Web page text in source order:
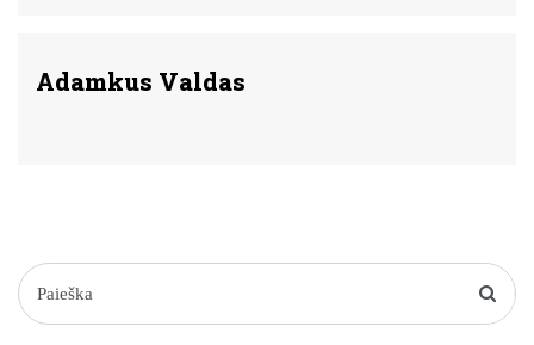
Adamkus Valdas